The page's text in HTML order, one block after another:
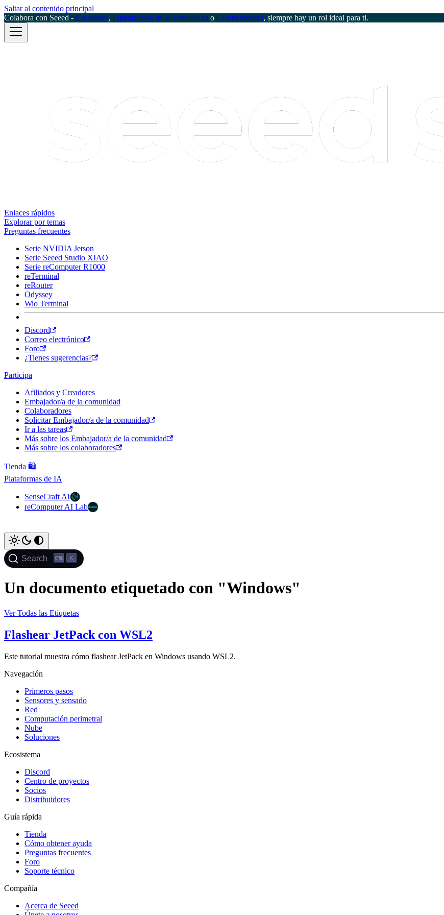
Saltar al contenido principal
Colabora con Seeed - Creadores, Embajador/a de la comunidad o Colaboradores, siempre hay un rol ideal para ti.
Enlaces rápidos
Explorar por temas
Preguntas frecuentes
Serie NVIDIA Jetson
Serie Seeed Studio XIAO
Serie reComputer R1000
reTerminal
reRouter
Odyssey
Wio Terminal
Discord
Correo electrónico
Foro
¿Tienes sugerencias?
Participa
Afiliados y Creadores
Embajador/a de la comunidad
Colaboradores
Solicitar Embajador/a de la comunidad
Ir a las tareas
Más sobre los Embajador/a de la comunidad
Más sobre los colaboradores
Tienda 🛍️
Plataformas de IA
SenseCraft AI
reComputer AI Lab
Search K
Un documento etiquetado con "Windows"
Ver Todas las Etiquetas
Flashear JetPack con WSL2
Este tutorial muestra cómo flashear JetPack en Windows usando WSL2.
Navegación
Primeros pasos
Sensores y sensado
Red
Computación perimetral
Nube
Soluciones
Ecosistema
Discord
Centro de proyectos
Socios
Distribuidores
Guía rápida
Tienda
Cómo obtener ayuda
Preguntas frecuentes
Foro
Soporte técnico
Compañía
Acerca de Seeed